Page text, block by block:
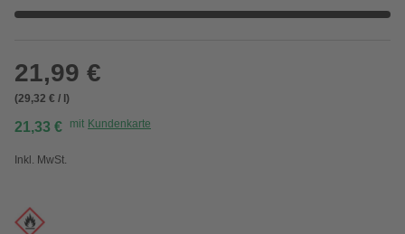
21,99 €
(29,32 € / l)
21,33 € mit Kundenkarte
Inkl. MwSt.